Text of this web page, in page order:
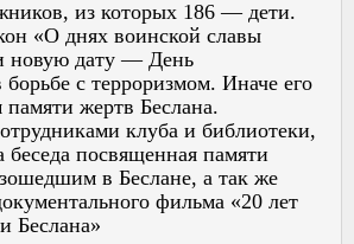
из которых 186 — дети.
«О днях воинской славы
новую дату — День
борьбе с терроризмом. Иначе его
жертв Беслана.
клуба и библиотеки,
беседа посвященная памяти
в Беслане, а так же
фильма «20 лет
Беслана»